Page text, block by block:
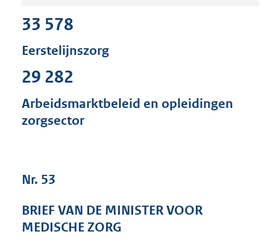
o
b
33 578
Eerstelijnszorg
29 282
Arbeidsmarktbeleid en opleidingen
zorgsector
Nr. 53
BRIEF VAN DE MINISTER VOOR
MEDISCHE ZORG